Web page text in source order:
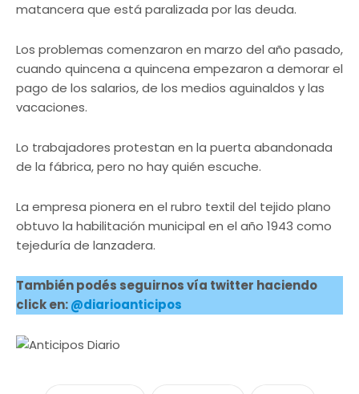
matancera que está paralizada por las deuda.
Los problemas comenzaron en marzo del año pasado,
cuando quincena a quincena empezaron a demorar el
pago de los salarios, de los medios aguinaldos y las
vacaciones.
Lo trabajadores protestan en la puerta abandonada
de la fábrica, pero no hay quién escuche.
La empresa pionera en el rubro textil del tejido plano
obtuvo la habilitación municipal en el año 1943 como
tejeduría de lanzadera.
También podés seguirnos vía twitter haciendo
click en:@diarioanticipos